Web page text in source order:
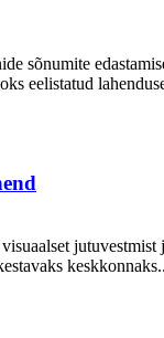
sõnumite
eelistatud